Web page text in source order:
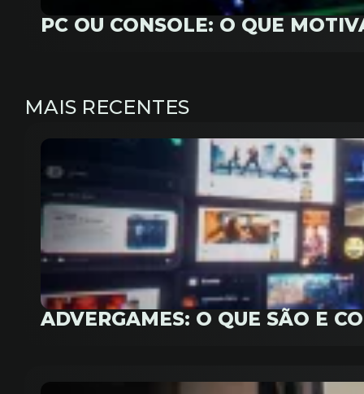
PC OU CONSOLE: O QUE
MAIS RECENTES
ADVERGAMES: O QUE SÃO E